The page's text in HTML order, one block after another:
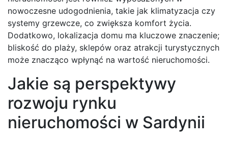
nowoczesne udogodnienia, takie jak klimatyzacja czy
systemy grzewcze, co zwiększa komfort życia.
Dodatkowo, lokalizacja domu ma kluczowe znaczenie;
bliskość do plaży, sklepów oraz atrakcji turystycznych
może znacząco wpłynąć na wartość nieruchomości.
Jakie są perspektywy
rozwoju rynku
nieruchomości w Sardynii